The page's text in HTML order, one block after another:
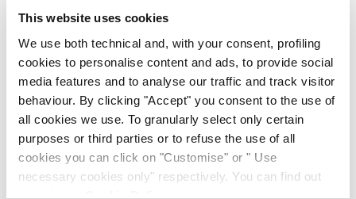
This website uses cookies
We use both technical and, with your consent, profiling
cookies to personalise content and ads, to provide social
media features and to analyse our traffic and track visitor
behaviour. By clicking "Accept" you consent to the use of
all cookies we use. To granularly select only certain
purposes or third parties or to refuse the use of all
cookies you can click on "Customise" or " Use
necessary cookies only" respectively. You can find out
more in ourCookie Policy.
Contactez-nous | Expédition | Partager
COMPLETE THE LOOK